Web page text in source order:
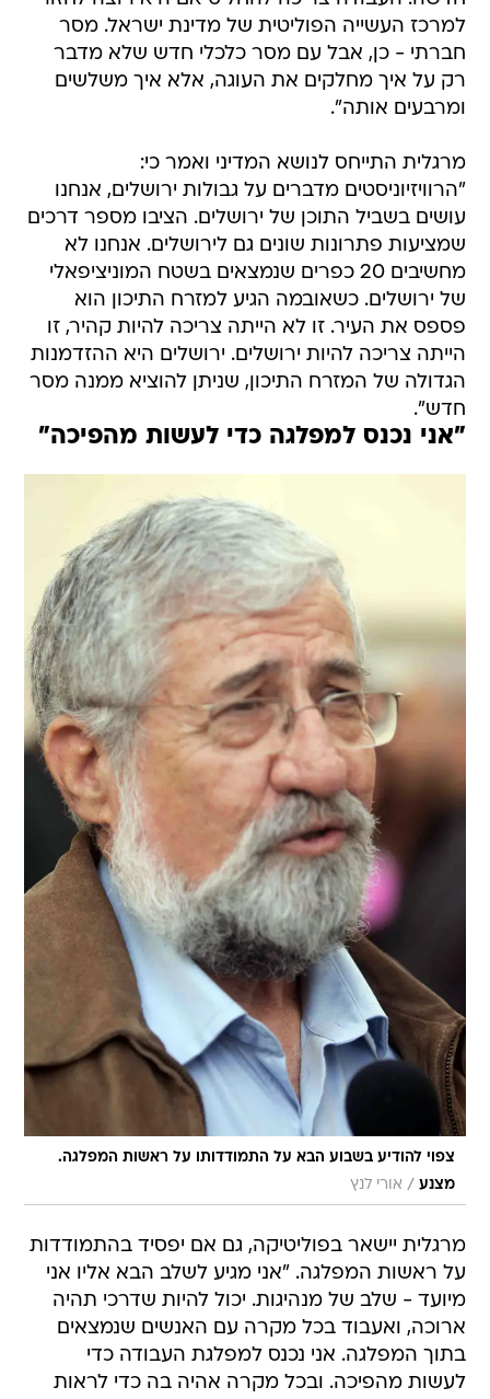
למרכז העשייה הפוליטית של מדינת ישראל. מסר
חברתי - כן, אבל עם מסר כלכלי חדש שלא מדבר
רק על איך מחלקים את העוגה, אלא איך משלשים
ומרבעים אותה".
מרגלית התייחס לנושא המדיני ואמר כי:
"הרוויזיוניסטים מדברים על גבולות ירושלים, אנחנו
עושים בשביל התוכן של ירושלים. הציבו מספר דרכים
שמציעות פתרונות שונים גם לירושלים. אנחנו לא
מחשיבים 20 כפרים שנמצאים בשטח המוניציפאלי
של ירושלים. כשאובמה הגיע למזרח התיכון הוא
פספס את העיר. זו לא הייתה צריכה להיות קהיר, זו
הייתה צריכה להיות ירושלים. ירושלים היא ההזדמנות
הגדולה של המזרח התיכון, שניתן להוציא ממנה מסר
חדש".
"אני נכנס למפלגה כדי לעשות מהפיכה"
צפוי להודיע בשבוע הבא על התמודדותו על ראשות המפלגה.
מצנע / אורי לנץ
מרגלית יישאר בפוליטיקה, גם אם יפסיד בהתמודדות
על ראשות המפלגה. "אני מגיע לשלב הבא אליו אני
מיועד - שלב של מנהיגות. יכול להיות שדרכי תהיה
ארוכה, ואעבוד בכל מקרה עם האנשים שנמצאים
בתוך המפלגה. אני נכנס למפלגת העבודה כדי
לעשות מהפיכה. ובכל מקרה אהיה בה כדי לראות